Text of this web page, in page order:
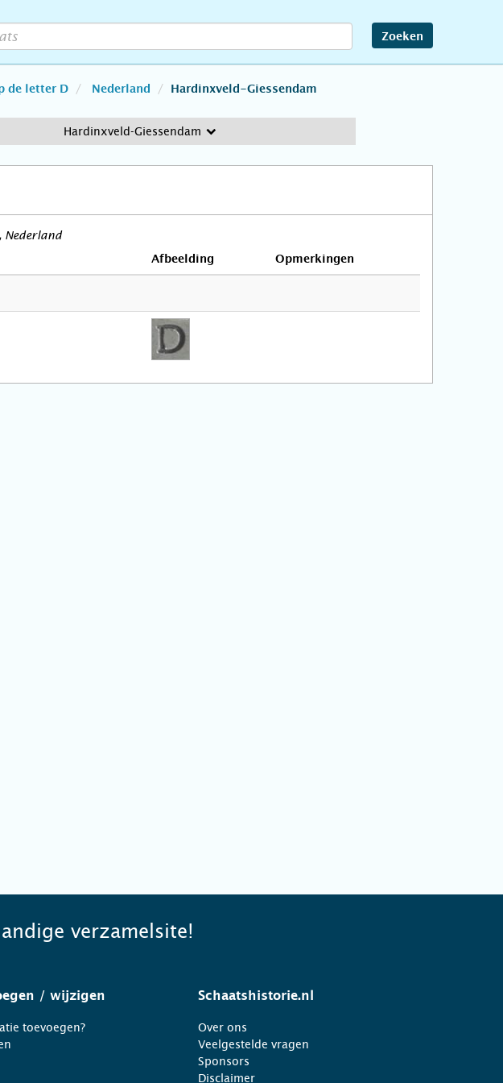
Zoeken
de letter D Nederland Hardinxveld-Giessendam
Hardinxveld-Giessendam
Nederland
Afbeelding Opmerkingen
verzamelsite!
/ wijzigen
toevoegen?
Schaatshistorie.nl
Over ons
Veelgestelde vragen
Sponsors
Disclaimer